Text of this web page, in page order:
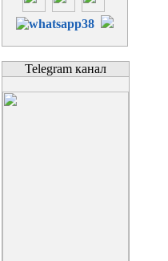
Telegram канал